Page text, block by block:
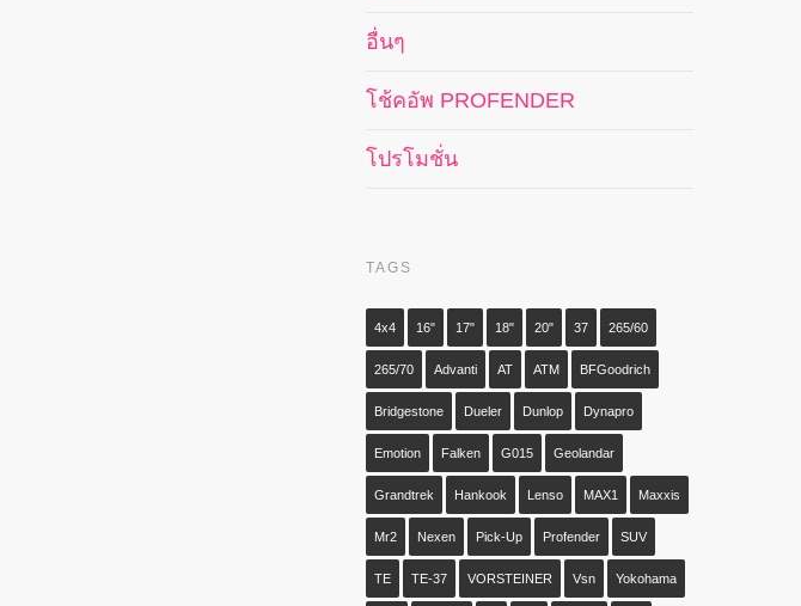
อื่นๆ
โช้คอัพ PROFENDER
โปรโมชั่น
TAGS
4x4 16" 17" 18" 20" 37 265/60
265/70 Advanti AT ATM BFGoodrich
Bridgestone Dueler Dunlop Dynapro
Emotion Falken G015 Geolandar
Grandtrek Hankook Lenso MAX1 Maxxis
Mr2 Nexen Pick-Up Profender SUV
TE TE-37 VORSTEINER Vsn Yokohama